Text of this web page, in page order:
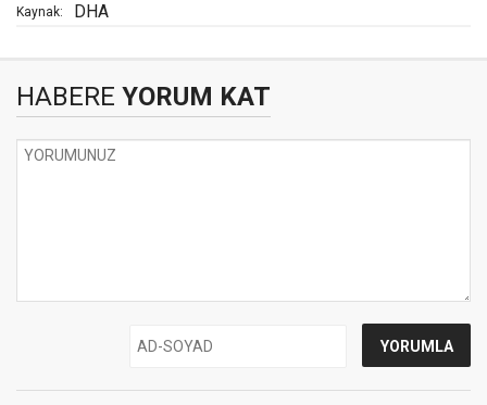
Kaynak: DHA
HABERE YORUM KAT